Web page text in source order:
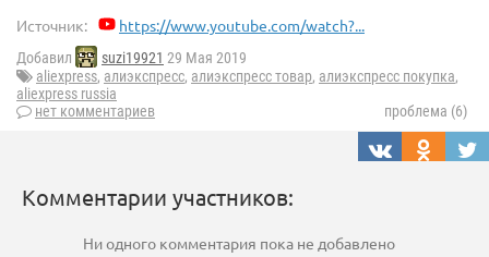
Источник: https://www.youtube.com/watch?...
Добавил suzi19921 29 Мая 2019
aliexpress, алиэкспресс, алиэкспресс товар, алиэкспресс покупка,
aliexpress russia
нет комментариев
проблема (6)
Комментарии участников:
Ни одного комментария пока не добавлено